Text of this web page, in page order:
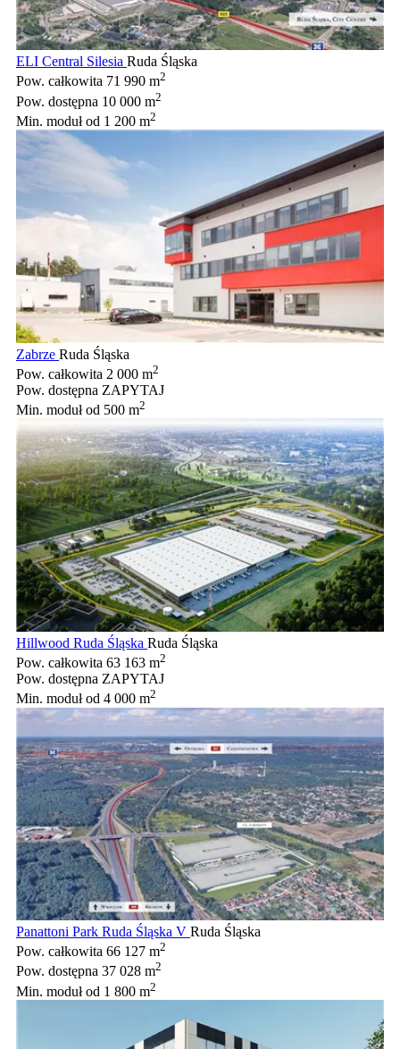
ELI Central Silesia Ruda Śląska
Pow. całkowita 71 990 m2
Pow. dostępna 10 000 m2
Min. modułod 1 200 m2
Zabrze Ruda Śląska
Pow. całkowita 2 000 m2
Pow. dostępna ZAPYTAJ
Min. modułod 500 m2
Hillwood Ruda Śląska Ruda Śląska
Pow. całkowita 63 163 m2
Pow. dostępna ZAPYTAJ
Min. modułod 4 000 m2
Panattoni Park Ruda Śląska V Ruda Śląska
Pow. całkowita 66 127 m2
Pow. dostępna 37 028 m2
Min. modułod 1 800 m2